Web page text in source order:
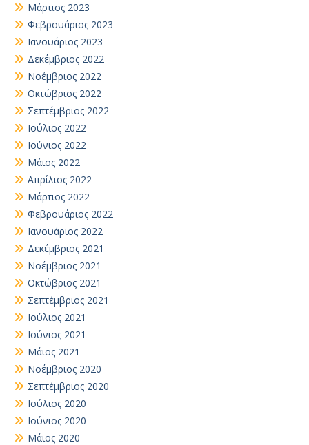
Μάρτιος 2023
Φεβρουάριος 2023
Ιανουάριος 2023
Δεκέμβριος 2022
Νοέμβριος 2022
Οκτώβριος 2022
Σεπτέμβριος 2022
Ιούλιος 2022
Ιούνιος 2022
Μάιος 2022
Απρίλιος 2022
Μάρτιος 2022
Φεβρουάριος 2022
Ιανουάριος 2022
Δεκέμβριος 2021
Νοέμβριος 2021
Οκτώβριος 2021
Σεπτέμβριος 2021
Ιούλιος 2021
Ιούνιος 2021
Μάιος 2021
Νοέμβριος 2020
Σεπτέμβριος 2020
Ιούλιος 2020
Ιούνιος 2020
Μάιος 2020